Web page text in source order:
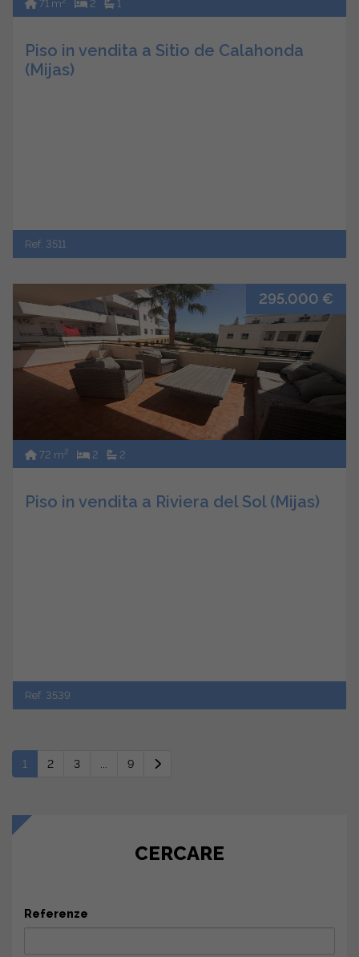
71 m 2 1
Piso in vendita a Sitio de Calahonda
(Mijas)
Ref. 3511
295.000 €
72 m2 2 2
Piso in vendita a Riviera del Sol (Mijas)
Ref. 3539
1 2 3 ... 9
CERCARE
Referenze